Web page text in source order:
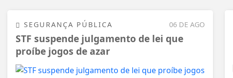
06 DE AGO
SEGURANÇA PÚBLICA
STF suspende julgamento de lei que
proíbe jogos de azar